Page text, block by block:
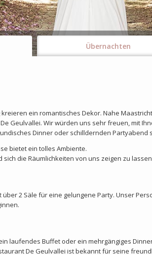
Übernachten
ein romantisches Dekor. Nahe
Geulvallei. Wir würden uns sehr freuen, mit
Dinner oder schilldernden Partyabend
bietet ein tolles Ambiente.
die Räumlichkeiten von uns zeigen zu
2 Säle für eine gelungene Party. Unser
laufendes Buffet oder ein mehrgängiges
De Geulvallei ist bekannt für seine